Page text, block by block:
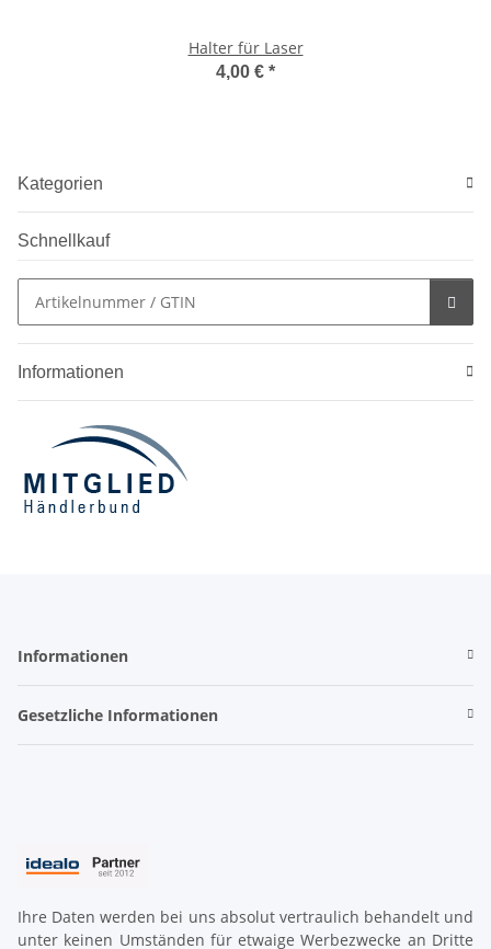
Halter für Laser
4,00 € *
Kategorien
Schnellkauf
Informationen
Informationen
Gesetzliche Informationen
Ihre Daten werden bei uns absolut vertraulich behandelt und
unter keinen Umständen für etwaige Werbezwecke an Dritte